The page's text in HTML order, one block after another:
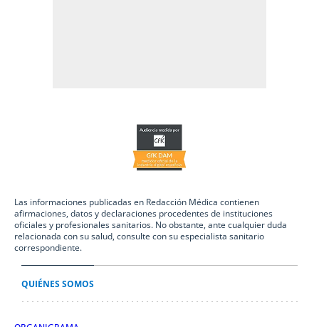
Las informaciones publicadas en Redacción Médica contienen
afirmaciones, datos y declaraciones procedentes de instituciones
oficiales y profesionales sanitarios. No obstante, ante cualquier duda
relacionada con su salud, consulte con su especialista sanitario
correspondiente.
QUIÉNES SOMOS